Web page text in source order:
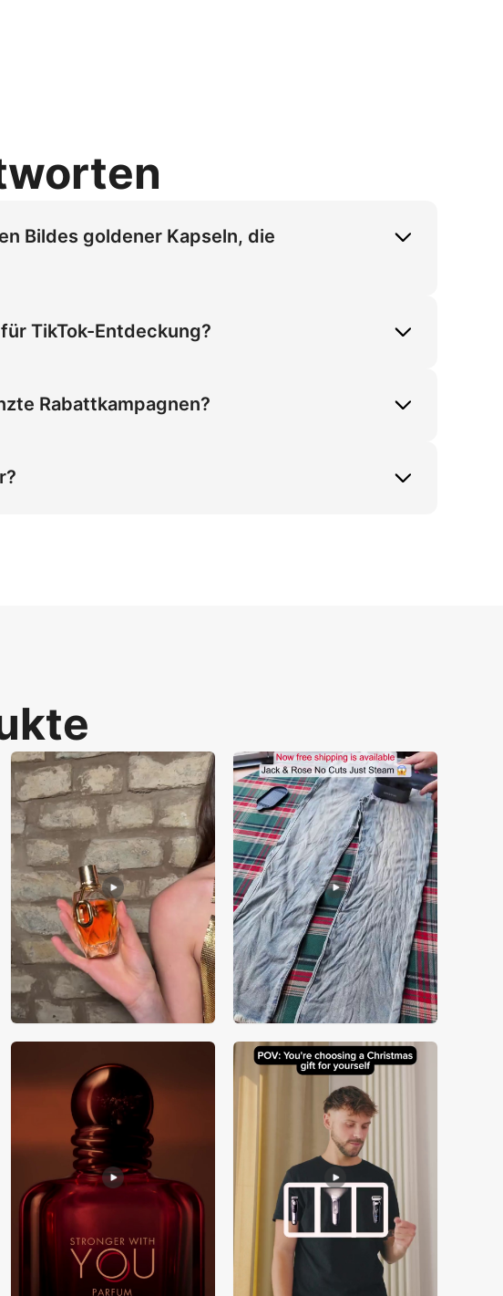
Bildes goldener Kapseln, die
maximale Produktkontraste und Klarheit abzubilden.
TikTok für Nahrungsergänzungsmittel.
TikTok-Entdeckung?
von über 70 % für zeitlich begrenzte
Rabattkampagnen?
steigt die Click-Through-Rate für